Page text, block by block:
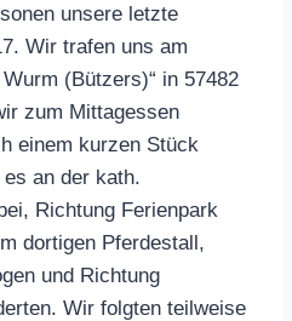
unsere letzte
Wir trafen uns am
(Bützers)“ in 57482
zum Mittagessen
einem kurzen Stück
an der kath.
Richtung Ferienpark
dortigen Pferdestall,
und Richtung
Wir folgten teilweise